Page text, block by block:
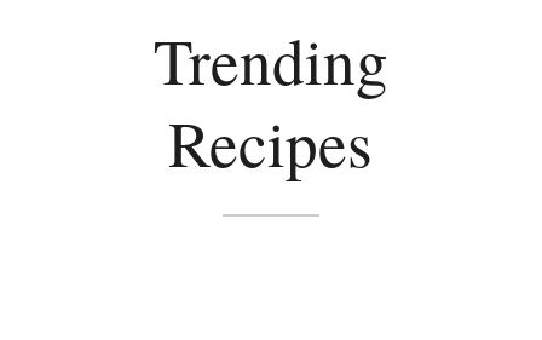
Trending
Recipes